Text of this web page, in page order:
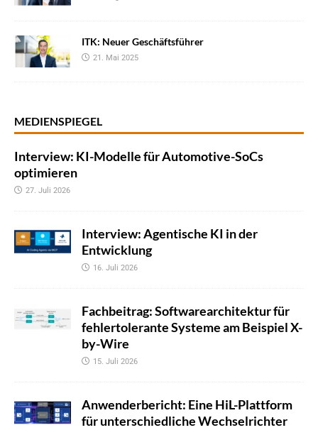
ITK: Neuer Geschäftsführer
21. Mai 2025
MEDIENSPIEGEL
Interview: KI-Modelle für Automotive-SoCs
optimieren
27. Juli 2026
Interview: Agentische KI in der
Entwicklung
16. Juli 2026
Fachbeitrag: Softwarearchitektur für
fehlertolerante Systeme am Beispiel X-
by-Wire
15. Juli 2026
Anwenderbericht: Eine HiL-Plattform
für unterschiedliche Wechselrichter